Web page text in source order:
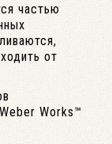
частью
от
Works™